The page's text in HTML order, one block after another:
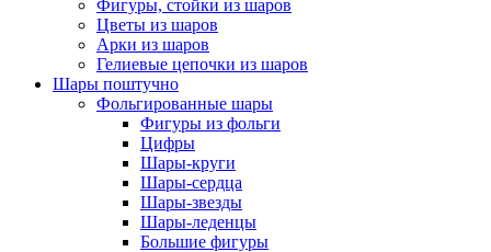
Фигуры, стойки из шаров
Цветы из шаров
Арки из шаров
Гелиевые цепочки из шаров
Шары поштучно
Фольгированные шары
Фигуры из фольги
Цифры
Шары-круги
Шары-сердца
Шары-звезды
Шары-леденцы
Большие фигуры